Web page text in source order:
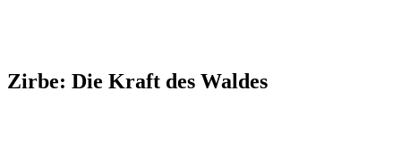
Zirbe: Die Kraft des Waldes